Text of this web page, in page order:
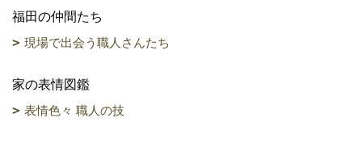
福田の仲間たち
現場で出会う職人さんたち
家の表情図鑑
表情色々 職人の技